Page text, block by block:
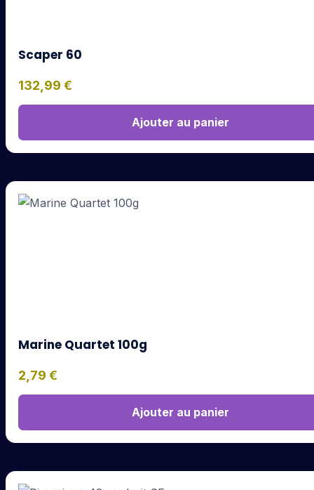
Scaper 60
132,99 €
Ajouter au panier
Marine Quartet 100g
2,79 €
Ajouter au panier